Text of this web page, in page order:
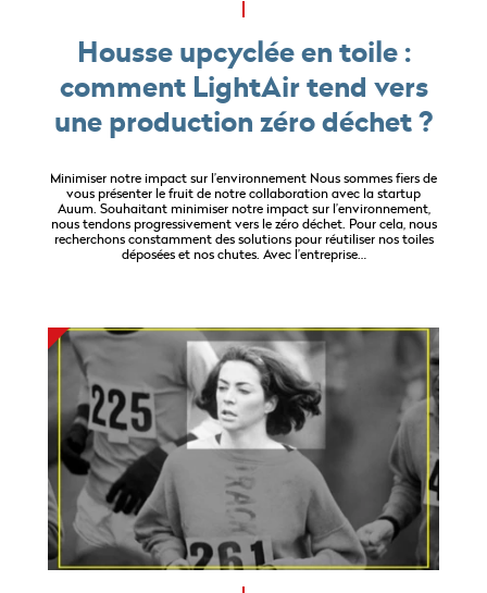
Housse upcyclée en toile :
comment LightAir tend vers
une production zéro déchet ?
Minimiser notre impact sur l’environnement Nous sommes fiers de
vous présenter le fruit de notre collaboration avec la startup
Auum. Souhaitant minimiser notre impact sur l’environnement,
nous tendons progressivement vers le zéro déchet. Pour cela, nous
recherchons constamment des solutions pour réutiliser nos toiles
déposées et nos chutes. Avec l’entreprise…